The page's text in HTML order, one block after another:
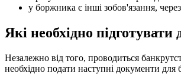
у боржника є інші зобов'язання,
Які необхідно
Незалежно від того, проводиться
необхідно подати наступні документи для